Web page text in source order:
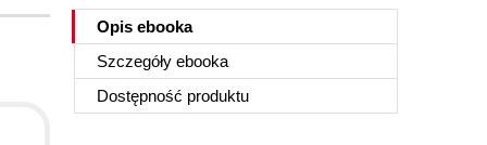
Opis ebooka
Szczegóły ebooka
Dostępność produktu